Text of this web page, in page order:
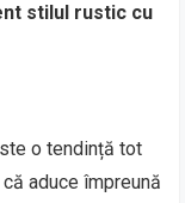
stilul rustic cu
o tendință tot
aduce împreună